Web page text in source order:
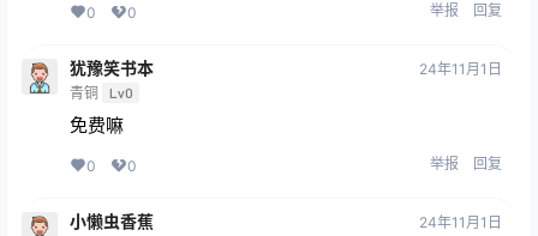
0 0 举报 回复
犹豫笑书本
青铜 Lv0
24年11月1日
免费嘛
0 0 举报 回复
小懒虫香蕉 24年11月1日